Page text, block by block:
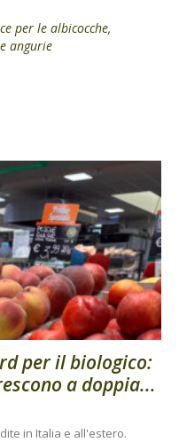
per le albicocche,
angurie
per il biologico:
a doppia...
in Italia e all'estero.